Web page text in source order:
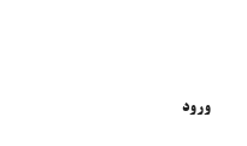
ورود